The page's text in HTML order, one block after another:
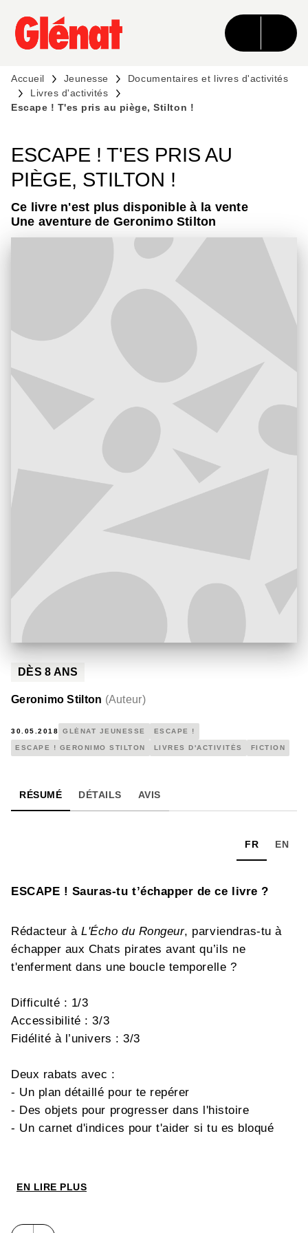
MENU RECHERCHE CONTENU
PIED DE PAGE
Accueil Jeunesse
Documentaires et livres d'activités
Livres d'activités
Escape ! T'es pris au piège, Stilton !
ESCAPE ! T'ES PRIS AU
PIÈGE, STILTON !
Ce livre n'est plus disponible à la vente
Une aventure de Geronimo Stilton
DÈS8 ANS
Geronimo Stilton (Auteur)
30.05.2018 GLÉNAT JEUNESSE ESCAPE !
ESCAPE ! GERONIMO STILTON LIVRES D'ACTIVITÉS FICTION
RÉSUMÉ DÉTAILS AVIS
FR EN
ESCAPE ! Sauras-tu t’échapper de ce livre ?
Rédacteur àL'Écho du Rongeur, parviendras-tu à
échapper aux Chats pirates avant qu’ils ne
t'enferment dans une boucle temporelle ?
Difficulté : 1/3
Accessibilité : 3/3
Fidélité à l’univers : 3/3
Deux rabats avec :
- Un plan détaillé pour te repérer
- Des objets pour progresser dans l'histoire
- Un carnet d'indices pour t'aider si tu es bloqué
croisée des « Escape Games » et des « Livres dont
EN LIRE PLUS